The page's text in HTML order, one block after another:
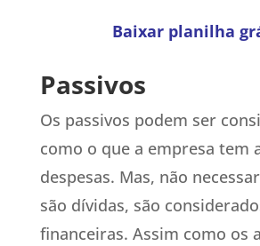
Baixar planilha
Passivos
Os passivos podem ser
como o que a empresa tem
despesas. Mas, não
são dívidas, são
financeiras. Assim como os